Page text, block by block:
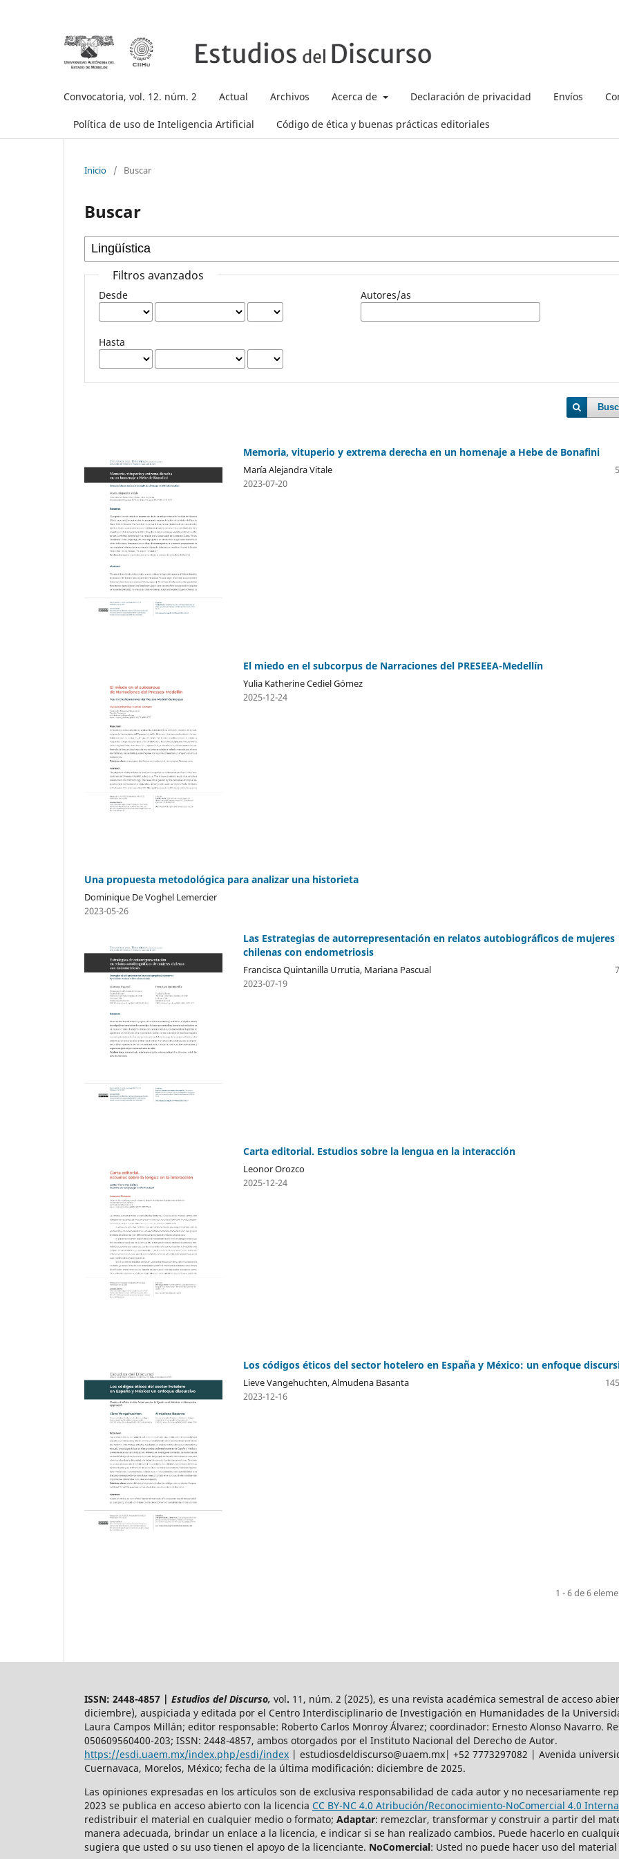
Convocatoria, vol. 12. núm. 2 Actual Archivos Acerca de Declaración de privacidad Envíos
Política de uso de Inteligencia Artificial Código de ética y buenas prácticas editoriales
Inicio / Buscar
Buscar
Filtros avanzados
Desde
Hasta
Autores/as
Memoria, vituperio y extrema derecha en un homenaje a Hebe de Bonafini
María Alejandra Vitale
2023-07-20
El miedo en el subcorpus de Narraciones del PRESEEA-Medellín
Yulia Katherine Cediel Gómez
2025-12-24
Una propuesta metodológica para analizar una historieta
Dominique De Voghel Lemercier
2023-05-26
Las Estrategias de autorrepresentación en relatos autobiográficos de mujeres
chilenas con endometriosis
Francisca Quintanilla Urrutia, Mariana Pascual
2023-07-19
Carta editorial. Estudios sobre la lengua en la interacción
Leonor Orozco
2025-12-24
Los códigos éticos del sector hotelero en España y México: un enfoque
Lieve Vangehuchten, Almudena Basanta
2023-12-16
1 - 6 de 6
ISSN: 2448-4857 | Estudios del Discurso, vol. 11, núm. 2 (2025), es una revista académica semestral de acceso
diciembre), auspiciada y editada por el Centro Interdisciplinario de Investigación en Humanidades de la
Laura Campos Millán; editor responsable: Roberto Carlos Monroy Álvarez; coordinador: Ernesto Alonso Navarro.
050609560400-203; ISSN: 2448-4857, ambos otorgados por el Instituto Nacional del Derecho de Autor.
https://esdi.uaem.mx/index.php/esdi/index | estudiosdeldiscurso@uaem.mx| +52 7773297082 | Avenida
Cuernavaca, Morelos, México; fecha de la última modificación: diciembre de 2025.
Las opiniones expresadas en los artículos son de exclusiva responsabilidad de cada autor y no necesariamente
2023 se publica en acceso abierto con la licencia CC BY-NC 4.0 Atribución/Reconocimiento-NoComercial 4.0
redistribuir el material en cualquier medio o formato; Adaptar: remezclar, transformar y construir a partir del
manera adecuada, brindar un enlace a la licencia, e indicar si se han realizado cambios. Puede hacerlo en
sugiera que usted o su uso tienen el apoyo de la licenciante. NoComercial: Usted no puede hacer uso del